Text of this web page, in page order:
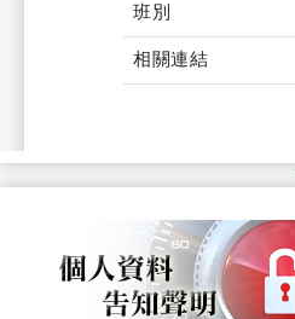
班別
相關連結